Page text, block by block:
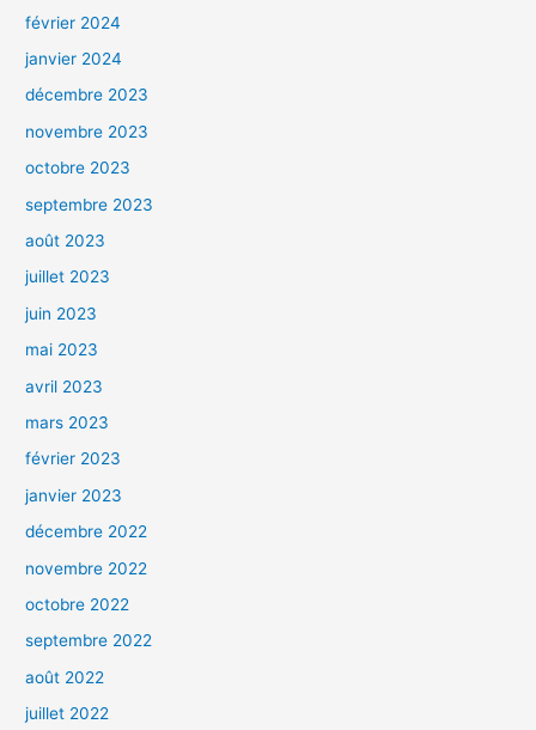
février 2024
janvier 2024
décembre 2023
novembre 2023
octobre 2023
septembre 2023
août 2023
juillet 2023
juin 2023
mai 2023
avril 2023
mars 2023
février 2023
janvier 2023
décembre 2022
novembre 2022
octobre 2022
septembre 2022
août 2022
juillet 2022